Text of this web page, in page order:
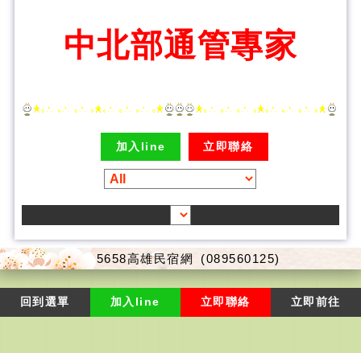
中北部通管專家
加入line 立即聯絡
5658高雄民宿網 (089560125)
回到選單 加入line 立即聯絡 立即前往